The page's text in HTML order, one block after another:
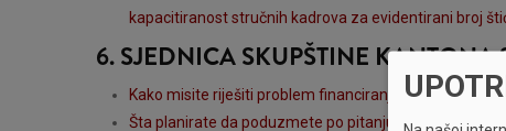
kapacitiranost stručnih kadrova za evidentirani broj
6. SJEDNICA SKUPŠTINE KANTONA
Kako misite riješiti problem financiranja višegodišnjih
Šta planirate da poduzmete po pitanju realizacije